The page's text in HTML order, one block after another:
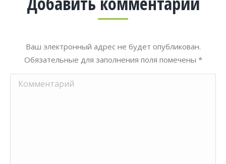
Ваш электронный адрес не будет опубликован.
Обязательные для заполнения поля помечены *
Комментарий